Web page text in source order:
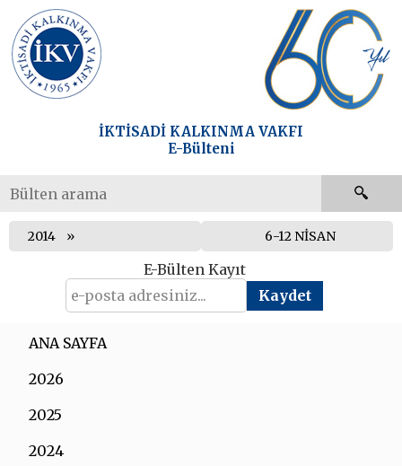
İKTİSADİ KALKINMA VAKFI
E-Bülteni
2014 6-12 NİSAN
E-Bülten Kayıt
ANA SAYFA
2026
2025
2024